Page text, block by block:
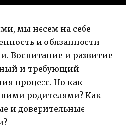
мы несем на себе
и обязанности
Воспитание и развитие
и требующий
процесс. Но как
родителями? Как
и доверительные